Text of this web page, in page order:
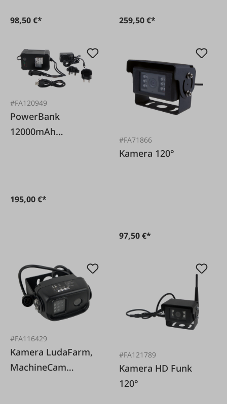
98,50 €* 259,50 €*
#FA120949
PowerBank
12000mAh
195,00 €*
#FA71866
Kamera 120°
97,50 €*
#FA116429
Kamera LudaFarm,
MachineCam
#FA121789
Kamera HD Funk
120°